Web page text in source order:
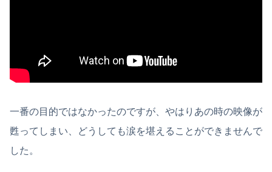
一番の目的ではなかったのですが、やはりあの時の映像が
甦ってしまい、どうしても涙を堪えることができませんで
した。